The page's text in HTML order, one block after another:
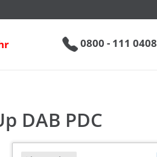
0800 - 111 0408
DAB PDC